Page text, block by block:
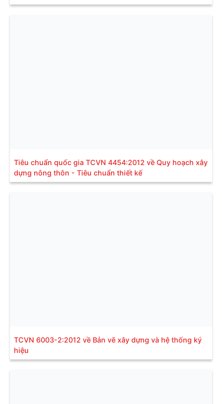
Tiêu chuẩn quốc gia TCVN 4454:2012 về Quy hoạch xây
dựng nông thôn - Tiêu chuẩn thiết kế
TCVN 6003-2:2012 về Bản vẽ xây dựng và hệ thống ký
hiệu